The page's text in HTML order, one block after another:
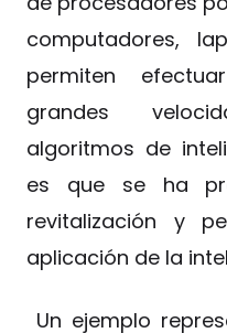
computadores,
permiten
grandes
algoritmos de
es que se ha
revitalización y
aplicación de la
Un ejemplo